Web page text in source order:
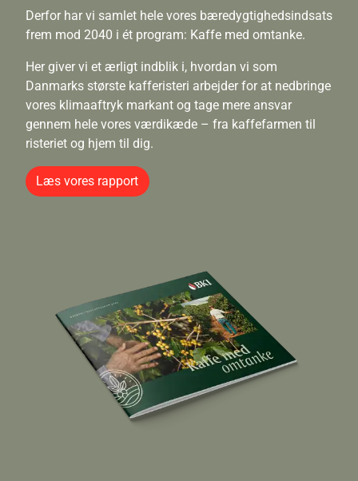
Derfor har vi samlet hele vores bæredygtighedsindsats
frem mod 2040 i ét program: Kaffe med omtanke.
Her giver vi et ærligt indblik i, hvordan vi som
Danmarks største kafferisteri arbejder for at nedbringe
vores klimaaftryk markant og tage mere ansvar
gennem hele vores værdikæde – fra kaffefarmen til
risteriet og hjem til dig.
Læs vores rapport